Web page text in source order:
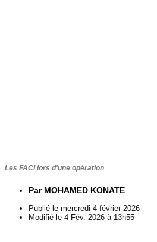
Les FACI lors d'une opération
ParMOHAMED KONATE
Publié le mercredi 4 février 2026
Modifié le 4 Fév. 2026 à 13h55